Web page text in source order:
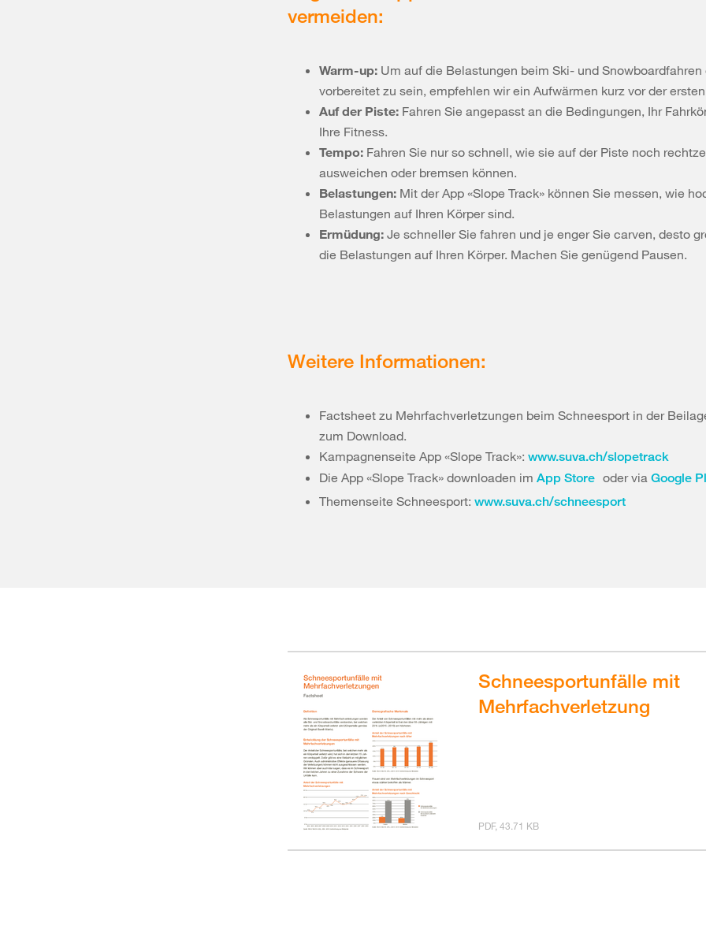
vermeiden:
Warm-up: Um auf die Belastungen beim Ski- und Snowboardfahren
vorbereitet zu sein, empfehlen wir ein Aufwärmen kurz vor der
Auf der Piste: Fahren Sie angepasst an die Bedingungen, Ihr
Ihre Fitness.
Tempo: Fahren Sie nur so schnell, wie sie auf der Piste noch
ausweichen oder bremsen können.
Belastungen: Mit der App «Slope Track» können Sie messen, wie
Belastungen auf Ihren Körper sind.
Ermüdung: Je schneller Sie fahren und je enger Sie carven, desto
die Belastungen auf Ihren Körper. Machen Sie genügend Pausen.
Weitere Informationen:
Factsheet zu Mehrfachverletzungen beim Schneesport in der
zum Download.
Kampagnenseite App «Slope Track»: www.suva.ch/slopetrack
Die App «Slope Track» downloaden im App Store oder via Google
Themenseite Schneesport: www.suva.ch/schneesport
Schneesportunfälle mit
Mehrfachverletzung
PDF, 43.71 KB